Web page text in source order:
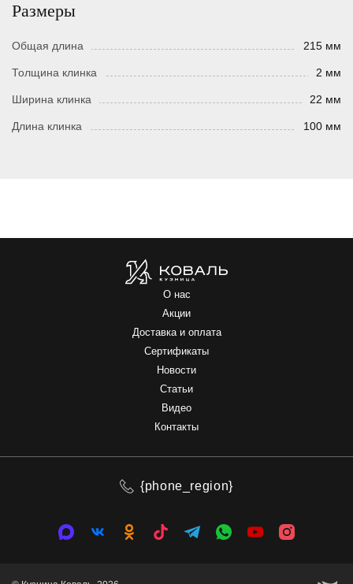
Размеры
Общая длина 215 мм
Толщина клинка 2 мм
Ширина клинка 22 мм
Длина клинка 100 мм
О нас
Акции
Доставка и оплата
Сертификаты
Новости
Статьи
Видео
Контакты
{phone_region}